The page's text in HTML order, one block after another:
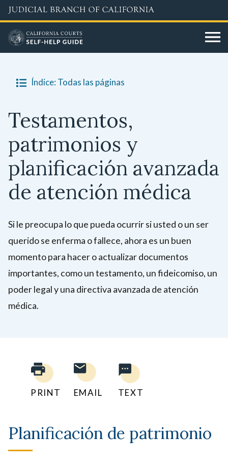
Skip
to
main
content
Índice: Todas las páginas
Testamentos,
patrimonios y
planificación avanzada
de atención médica
Si le preocupa lo que pueda ocurrir si usted o un ser
querido se enferma o fallece, ahora es un buen
momento para hacer o actualizar documentos
importantes, como un testamento, un fideicomiso, un
poder legal y una directiva avanzada de atención
médica.
PRINT EMAIL TEXT
Planificación de patrimonio